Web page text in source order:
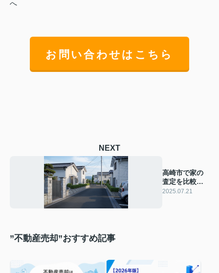
へ
お問い合わせはこちら
NEXT
高崎市で家の
査定を比較す
る方法は？失
2025.07.21
”不動産売却”おすすめ記事